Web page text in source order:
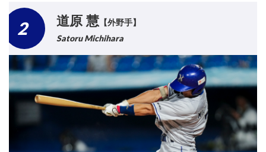
2 道原 慧 【外野手】
Satoru Michihara